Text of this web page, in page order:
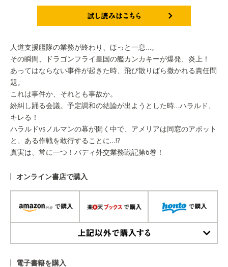
人道支援艦隊の業務が終わり、ほっと一息…。
その瞬間、ドラゴンフライ皇国の艦カンカキーが爆発、炎上！
あってはならない事件が起きた時、飛び散りばら撒かれる責任問
題。
これは事件か、それとも事故か。
紛糾し踊る会議。予定調和の結論が出ようとした時…ハラルド、
キレる！
ハラルドvsノルマンの幕が開く中で、アメリアは同窓のアボット
と、ある作戦を敢行することに…!?
真実は、常に一つ！バディ外交業務戦記第6巻！
オンライン書店で購入
電子書籍を購入